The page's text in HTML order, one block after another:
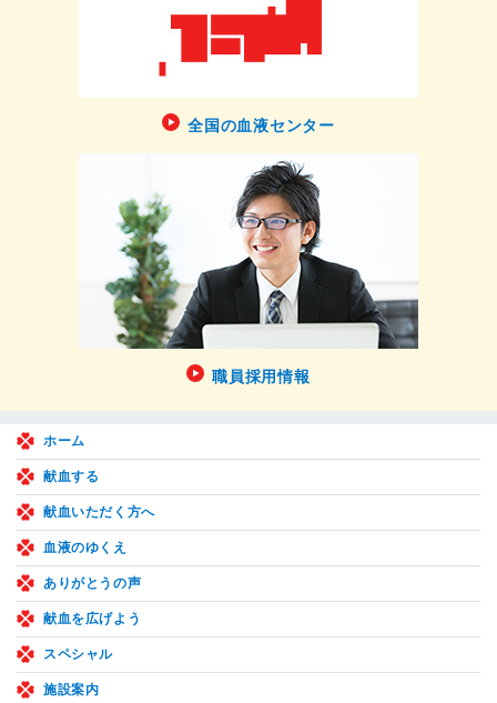
全国の血液センター
職員採用情報
ホーム
献血する
献血いただく方へ
血液のゆくえ
ありがとうの声
献血を広げよう
スペシャル
施設案内